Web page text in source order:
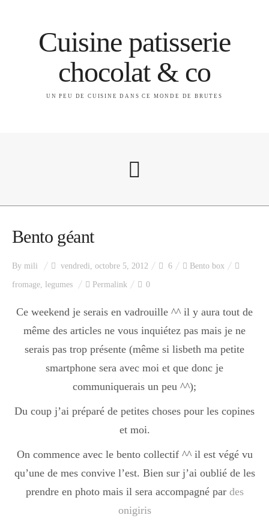
Cuisine patisserie
chocolat & co
UN PEU DE CUISINE DANS CE MONDE DE BRUTES
Index des recettes
Catégories
Apéro
Entrée
plats
Dessert
Bento géant
By mili vendredi, octobre 5, 2012 6 Bento box
fromage, legumes Permalink 0
Ce weekend je serais en vadrouille ^^ il y aura tout de
même des articles ne vous inquiétez pas mais je ne
serais pas trop présente (même si lisbeth ma petite
smartphone sera avec moi et que donc je
communiquerais un peu ^^);
Du coup j’ai préparé de petites choses pour les copines
et moi.
On commence avec le bento collectif ^^ il est végé vu
qu’une de mes convive l’est. Bien sur j’ai oublié de les
prendre en photo mais il sera accompagné par des
onigiris